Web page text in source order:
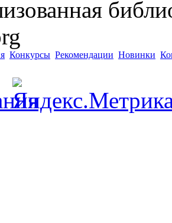
Конкурсы Рекомендации Новинки